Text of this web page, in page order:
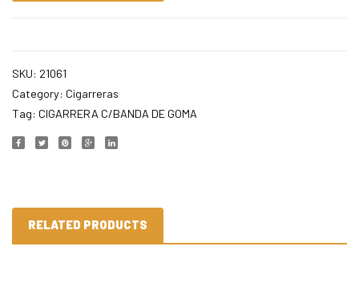
SKU: 21061
Category: Cigarreras
Tag: CIGARRERA C/BANDA DE GOMA
RELATED PRODUCTS